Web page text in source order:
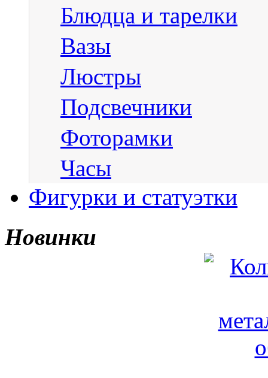
Блюдца и тарелки
Вазы
Люстры
Подсвечники
Фоторамки
Часы
Фигурки и статуэтки
Новинки